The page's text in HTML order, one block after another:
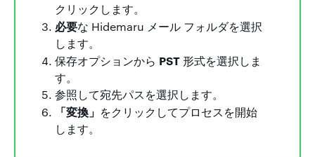
クリックします。
必要な Hidemaru メール フォルダを選択
します。
保存オプションから PST形式を選択しま
す。
参照して宛先パスを選択します。
「変換」 をクリックしてプロセスを開始
します。